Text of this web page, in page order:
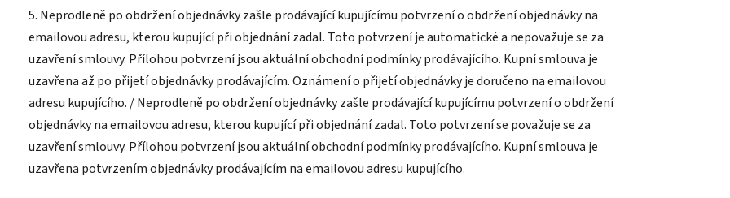
5. Neprodleně po obdržení objednávky zašle prodávající kupujícímu potvrzení o obdržení objednávky na
emailovou adresu, kterou kupující při objednání zadal. Toto potvrzení je automatické a nepovažuje se za
uzavření smlouvy. Přílohou potvrzení jsou aktuální obchodní podmínky prodávajícího. Kupní smlouva je
uzavřena až po přijetí objednávky prodávajícím. Oznámení o přijetí objednávky je doručeno na emailovou
adresu kupujícího. / Neprodleně po obdržení objednávky zašle prodávající kupujícímu potvrzení o obdržení
objednávky na emailovou adresu, kterou kupující při objednání zadal. Toto potvrzení se považuje se za
uzavření smlouvy. Přílohou potvrzení jsou aktuální obchodní podmínky prodávajícího. Kupní smlouva je
uzavřena potvrzením objednávky prodávajícím na emailovou adresu kupujícího.